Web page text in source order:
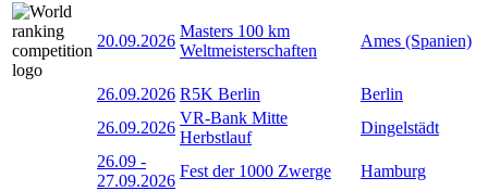
20.09.2026
Masters 100 km
Weltmeisterschaften
Ames (Spanien)
26.09.2026 R5K Berlin
Berlin
26.09.2026
VR-Bank Mitte
Herbstlauf
Dingelstädt
26.09 -
27.09.2026
Fest der 1000 Zwerge
Hamburg